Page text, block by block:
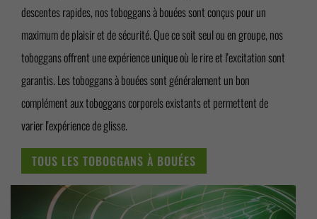
descentes rapides, nos toboggans à bouées sont conçus pour un
maximum de plaisir et de sécurité. Que ce soit seul ou en groupe, nos
toboggans offrent une expérience unique où le rire et l'excitation sont
garantis. Les toboggans à bouées sont généralement un bon
complément aux toboggans corporels existants et permettent de
varier l'expérience de glisse.
TOUS LES TOBOGGANS À BOUÉES